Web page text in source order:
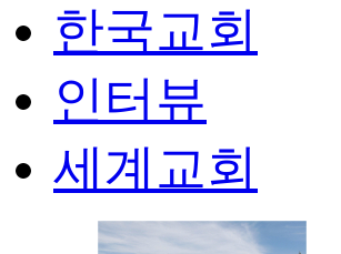
한국교회
인터뷰
세계교회